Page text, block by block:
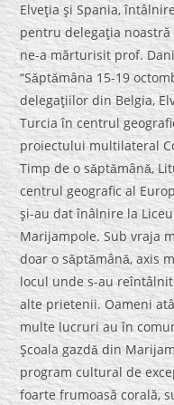
Elveţia şi Spania,
pentru delegaţia
ne-a mărturisit prof.
“Sǎptǎmâna 15-19
delegaţiilor din Belgia,
Turcia în centrul
proiectului multilateral
Timp de o sǎptǎmânǎ,
centrul geografic al
şi-au dat înâlnire la
Marijampole. Sub vraja
doar o sǎptǎmânǎ, axis
locul unde s-au
alte prietenii. Oameni
multe lucruri au în
Şcoala gazdǎ din
program cultural de
foarte frumoasă corală,